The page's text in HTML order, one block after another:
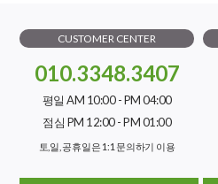
CUSTOMER CENTER
010.3348.3407
평일 AM 10:00 - PM 04:00
점심 PM 12:00 - PM 01:00
토,일, 공휴일은 1:1 문의하기 이용